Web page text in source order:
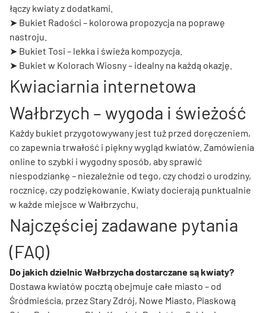
łączy kwiaty z dodatkami.
➤ Bukiet Radości – kolorowa propozycja na poprawę
nastroju.
➤ Bukiet Tosi – lekka i świeża kompozycja.
➤ Bukiet w Kolorach Wiosny– idealny na każdą okazję.
Kwiaciarnia internetowa
Wałbrzych – wygoda i świeżość
Każdy bukiet przygotowywany jest tuż przed doręczeniem,
co zapewnia trwałość i piękny wygląd kwiatów. Zamówienia
online to szybki i wygodny sposób, aby sprawić
niespodziankę – niezależnie od tego, czy chodzi o urodziny,
rocznicę, czy podziękowanie. Kwiaty docierają punktualnie
w każde miejsce w Wałbrzychu.
Najczęściej zadawane pytania
(FAQ)
Do jakich dzielnic Wałbrzycha dostarczane są kwiaty?
Dostawa kwiatów pocztą obejmuje całe miasto – od
Śródmieścia, przez Stary Zdrój, Nowe Miasto, Piaskową